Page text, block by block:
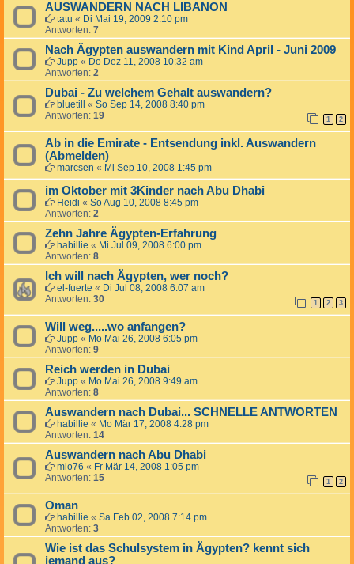
AUSWANDERN NACH LIBANON
tatu « Di Mai 19, 2009 2:10 pm
Antworten: 7
Nach Ägypten auswandern mit Kind April - Juni 2009
Jupp « Do Dez 11, 2008 10:32 am
Antworten: 2
Dubai - Zu welchem Gehalt auswandern?
bluetill « So Sep 14, 2008 8:40 pm
Antworten: 19 1 2
Ab in die Emirate - Entsendung inkl. Auswandern
(Abmelden)
marcsen « Mi Sep 10, 2008 1:45 pm
im Oktober mit 3Kinder nach Abu Dhabi
Heidi « So Aug 10, 2008 8:45 pm
Antworten: 2
Zehn Jahre Ägypten-Erfahrung
habillie « Mi Jul 09, 2008 6:00 pm
Antworten: 8
Ich will nach Ägypten, wer noch?
el-fuerte « Di Jul 08, 2008 6:07 am
Antworten: 30 1 2 3
Will weg.....wo anfangen?
Jupp « Mo Mai 26, 2008 6:05 pm
Antworten: 9
Reich werden in Dubai
Jupp « Mo Mai 26, 2008 9:49 am
Antworten: 8
Auswandern nach Dubai... SCHNELLE ANTWORTEN
habillie « Mo Mär 17, 2008 4:28 pm
Antworten: 14
Auswandern nach Abu Dhabi
mio76 « Fr Mär 14, 2008 1:05 pm
Antworten: 15 1 2
Oman
habillie « Sa Feb 02, 2008 7:14 pm
Antworten: 3
Wie ist das Schulsystem in Ägypten? kennt sich
jemand aus?